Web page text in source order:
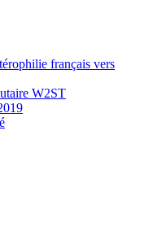
français vers
W2ST